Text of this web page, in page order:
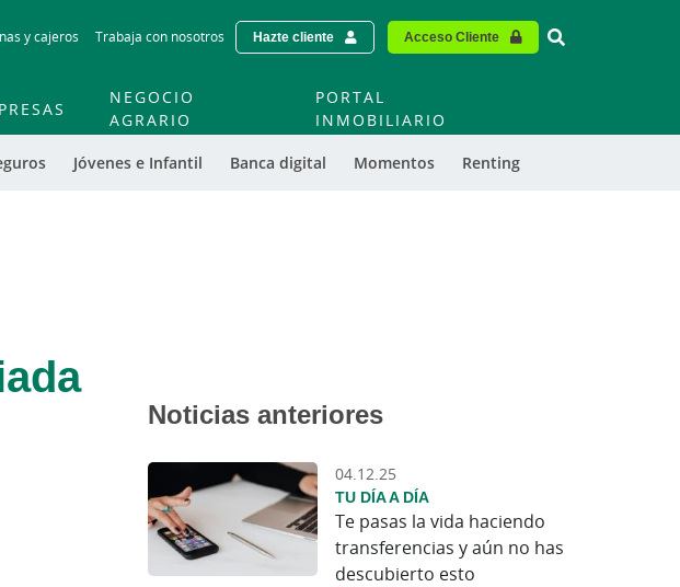
y cajeros Trabaja con nosotros Hazte cliente Acceso Cliente Vinculo -
Jóvenes e Infantil Banca digital Momentos Renting
NEGOCIO
AGRARIO
PORTAL
INMOBILIARIO
Noticias anteriores
04.12.25
TU DÍA A DÍA
Te pasas la vida haciendo
transferencias y aún no has
descubierto esto